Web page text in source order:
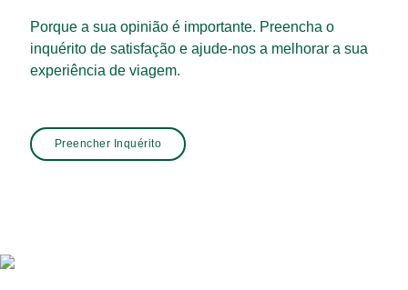
Porque a sua opinião é importante. Preencha o
inquérito de satisfação e ajude-nos a melhorar a sua
experiência de viagem.
Preencher Inquérito